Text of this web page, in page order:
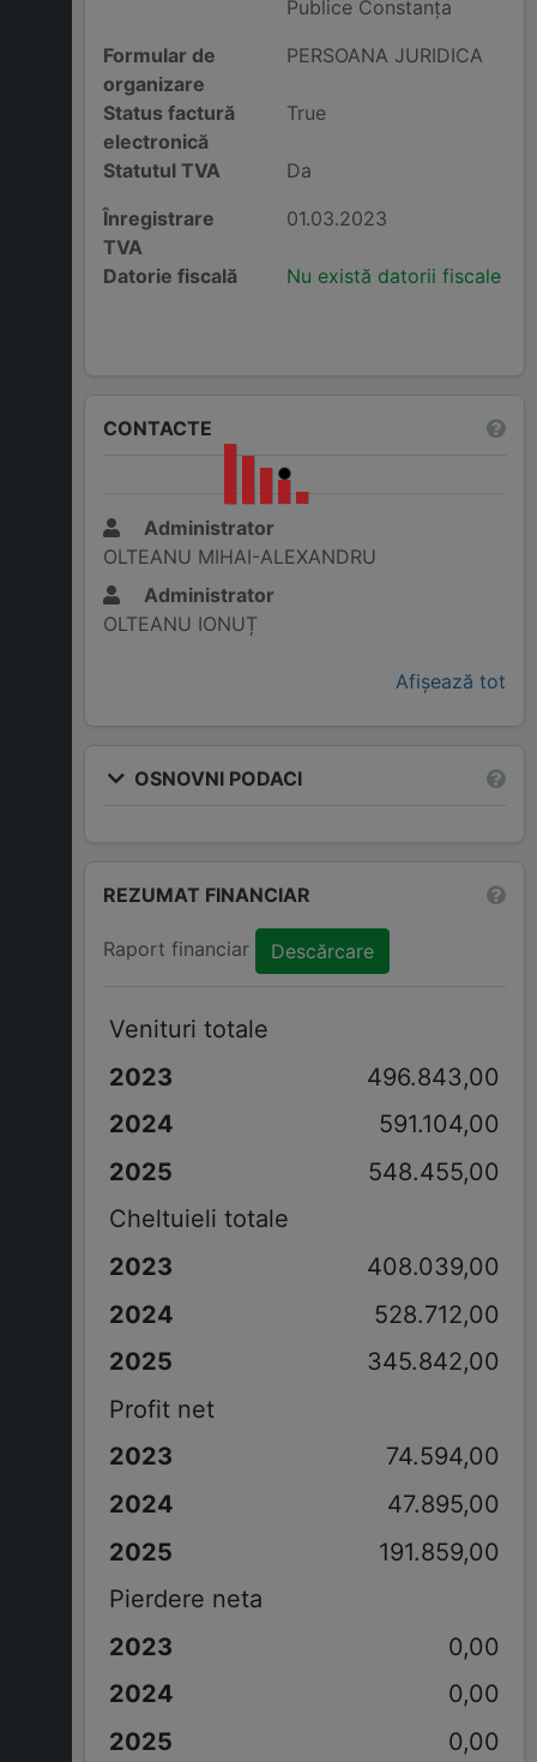
Publice Constanţa
Formular de
organizare
PERSOANA JURIDICA
Status factură
electronică
True
Statutul TVA
Da
Înregistrare
TVA
01.03.2023
Datorie fiscală Nu există datorii fiscale
CONTACTE
Administrator
OLTEANU MIHAI-ALEXANDRU
Administrator
OLTEANU IONUȚ
Afișează tot
OSNOVNI PODACI
REZUMAT FINANCIAR
Raport financiar Descărcare
Venituri totale
496.843,00
591.104,00
548.455,00
Cheltuieli totale
408.039,00
528.712,00
345.842,00
Profit net
74.594,00
47.895,00
191.859,00
Pierdere neta
0,00
0,00
0,00